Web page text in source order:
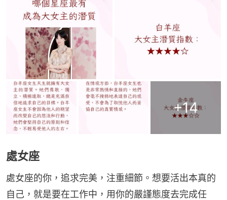
+14
處女座
處女座的你，追求完美，注重細節。想要活出本真的
自己，就是要在工作中，用你的嚴謹態度去完成任